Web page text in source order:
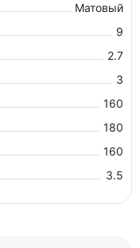
Матовый
9
2.7
3
160
180
160
3.5